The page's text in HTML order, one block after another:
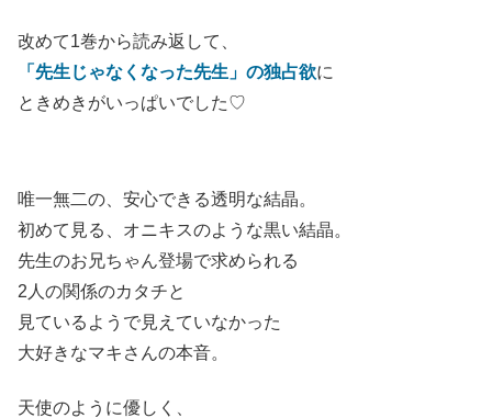
改めて1巻から読み返して、
「先生じゃなくなった先生」の独占欲に
ときめきがいっぱいでした♡
唯一無二の、安心できる透明な結晶。
初めて見る、オニキスのような黒い結晶。
先生のお兄ちゃん登場で求められる
2人の関係のカタチと
見ているようで見えていなかった
大好きなマキさんの本音。
天使のように優しく、